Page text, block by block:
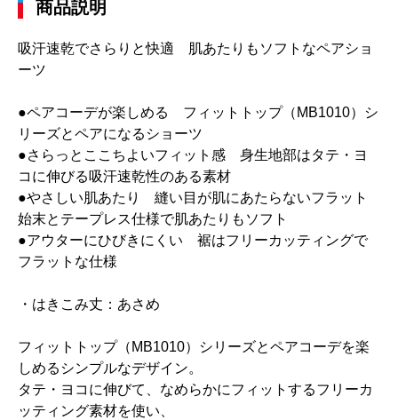
商品説明
吸汗速乾でさらりと快適 肌あたりもソフトなペアショ
ーツ
●ペアコーデが楽しめる フィットトップ（MB1010）シ
リーズとペアになるショーツ
●さらっとここちよいフィット感 身生地部はタテ・ヨ
コに伸びる吸汗速乾性のある素材
●やさしい肌あたり 縫い目が肌にあたらないフラット
始末とテープレス仕様で肌あたりもソフト
●アウターにひびきにくい 裾はフリーカッティングで
フラットな仕様
・はきこみ丈：あさめ
フィットトップ（MB1010）シリーズとペアコーデを楽
しめるシンプルなデザイン。
タテ・ヨコに伸びて、なめらかにフィットするフリーカ
ッティング素材を使い、